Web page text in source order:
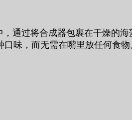
通过将合成器包裹在干燥的
味，而无需在嘴里放任何食物